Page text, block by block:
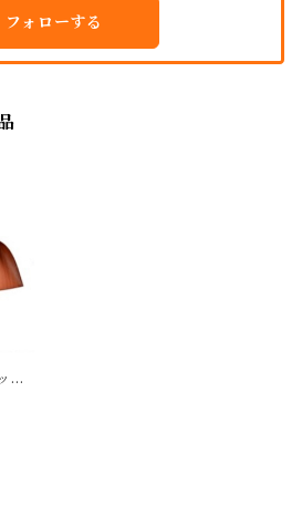
フォローする
ト